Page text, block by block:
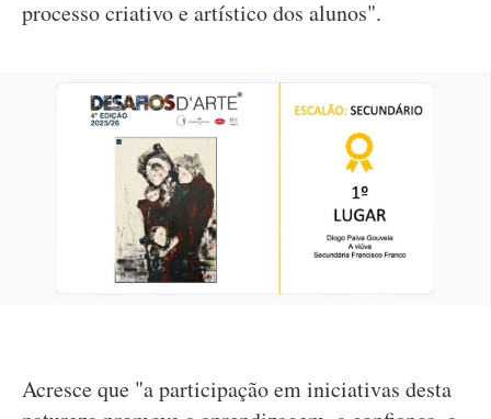
processo criativo e artístico dos alunos".
Acresce que "a participação em iniciativas desta